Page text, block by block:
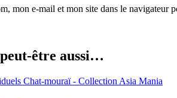
mon e-mail et mon site dans le navigateur
être aussi…